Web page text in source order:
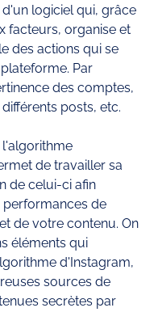
logiciel qui, grâce
facteurs, organise et
des actions qui se
Par
des comptes,
posts, etc.
l'algorithme
de travailler sa
de celui-ci afin
performances de
de votre contenu. On
éléments qui
d'Instagram,
sources de
secrètes par